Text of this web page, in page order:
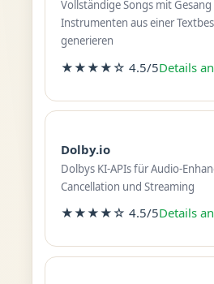
Vollständige Songs mit
Instrumenten aus einer
generieren
★★★★☆ 4.5/5Details
Dolby.io
Dolbys KI-APIs für Audio-
Cancellation und Streaming
★★★★☆ 4.5/5Details